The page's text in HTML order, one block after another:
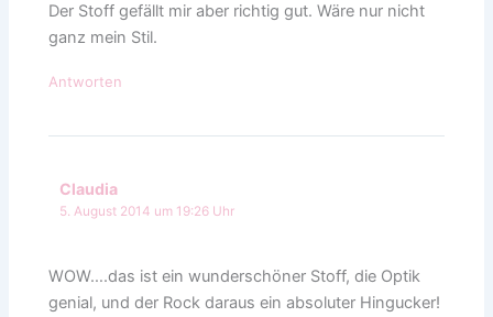
Der Stoff gefällt mir aber richtig gut. Wäre nur nicht
ganz mein Stil.
Antworten
Claudia
5. August 2014 um 19:26 Uhr
WOW….das ist ein wunderschöner Stoff, die Optik
genial, und der Rock daraus ein absoluter Hingucker!